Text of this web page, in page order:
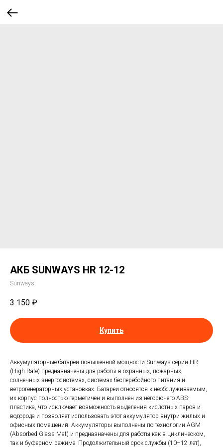
АКБ SUNWAYS HR 12-12
Sunways
3 150 ₽
Купить
Аккумуляторные батареи повышенной мощности Sunways серии HR
(High Rate) предназначены для работы в охранных, пожарных,
солнечных энергосистемах, системах бесперебойного питания и
ветрогенераторных установках. Батареи относятся к необслуживаемым,
их корпус полностью герметичен и выполнен из негорючего ABS-
пластика, что исключает возможность выделения кислотных паров и
водорода и позволяет использовать этот аккумулятор внутри жилых и
офисных помещений. Аккумуляторы выполнены по технологии AGM
(Absorbed Glass Mat) и предназначены для работы как в циклическом,
так и буферном режиме. Продолжительный срок службы (10–12 лет),